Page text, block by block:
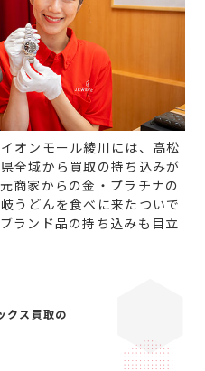
オンモール綾川には、高松
全域から買取の持ち込みが
商家からの金・プラチナの
うどんを食べに来たついで
ランド品の持ち込みも目立
クス買取の